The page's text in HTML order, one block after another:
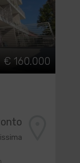
€ 160.000